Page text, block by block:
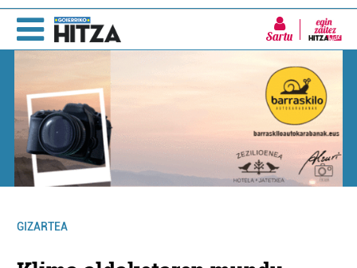
Sartu
GIZARTEA